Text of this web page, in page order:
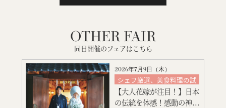
OTHER FAIR
同日開催のフェアはこちら
2026年7月9日（木）
シェフ厳選、美食料理の試
食
絶品スイーツ試食
【大人花嫁が注目！】日本
の伝統を体感！感動の神...